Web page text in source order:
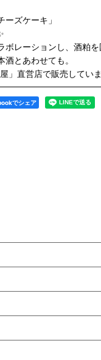
ズケーキ」
レーションし、酒粕
とあわせても。
」直営店で販売していま
でシェア